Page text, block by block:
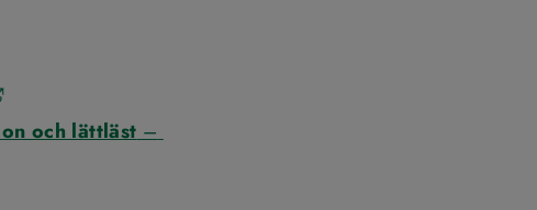
Länk till annan webbplats.
och lättläst –